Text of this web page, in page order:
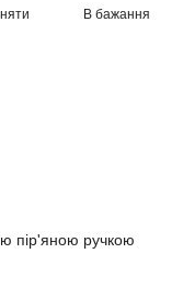
В бажання
пір'яною ручкою